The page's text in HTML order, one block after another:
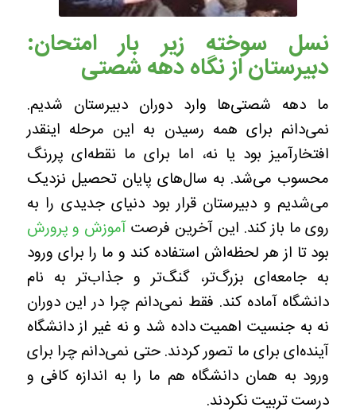
نسل سوخته زیر بار امتحان:
دبیرستان از نگاه دهه شصتی‌
ما دهه شصتی‌ها وارد دوران دبیرستان شدیم.
نمی‌دانم برای همه رسیدن به این مرحله اینقدر
افتخارآمیز بود یا نه، اما برای ما نقطه‌ای پررنگ
محسوب می‌شد. به سال‌های پایان تحصیل نزدیک
می‌شدیم و دبیرستان قرار بود دنیای جدیدی را به
روی ما باز کند. این آخرین فرصتآموزش و پرورش
بود تا از هر لحظه‌اش استفاده کند و ما را برای ورود
به جامعه‌ای بزرگ‌تر، گنگ‌تر و جذاب‌تر به نام
دانشگاه آماده کند. فقط نمی‌دانم چرا در این دوران
نه به جنسیت اهمیت داده شد و نه غیر از دانشگاه
آینده‌ای برای ما تصور کردند. حتی نمی‌دانم چرا برای
ورود به همان دانشگاه هم ما را به اندازه کافی و
درست تربیت نکردند.